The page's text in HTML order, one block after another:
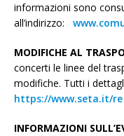
informazioni sono
all’indirizzo:
MODIFICHE AL
concerti le linee del
modifiche. Tutti i
https://www.seta.it/re
INFORMAZIONI